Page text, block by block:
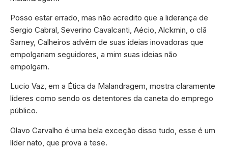
Posso estar errado, mas não acredito que a liderança de
Sergio Cabral, Severino Cavalcanti, Aécio, Alckmin, o clã
Sarney, Calheiros advêm de suas ideias inovadoras que
empolgariam seguidores, a mim suas ideias não
empolgam.
Lucio Vaz, em a Ética da Malandragem, mostra claramente
líderes como sendo os detentores da caneta do emprego
público.
Olavo Carvalho é uma bela exceção disso tudo, esse é um
líder nato, que prova a tese.